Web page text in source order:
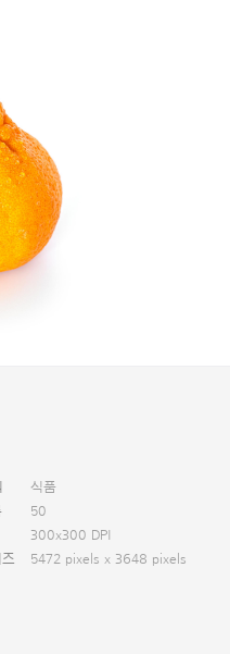
식품
50
300x300 DPI
5472 pixels x 3648 pixels